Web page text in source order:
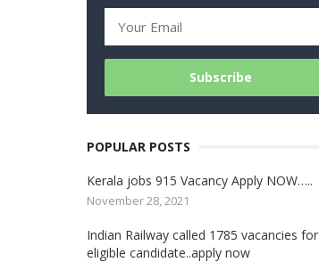
POPULAR POSTS
Kerala jobs 915 Vacancy Apply NOW…..
November 28, 2021
Indian Railway called 1785 vacancies for
eligible candidate..apply now